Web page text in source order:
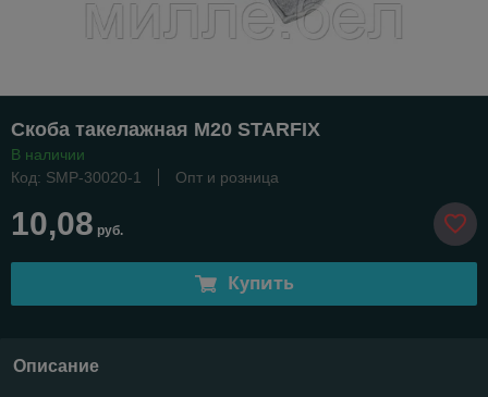
Скоба такелажная М20 STARFIX
В наличии
Код: SMP-30020-1
Опт и розница
10,08 руб.
Купить
Описание